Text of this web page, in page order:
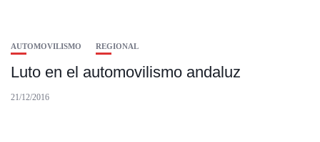
AUTOMOVILISMO REGIONAL
Luto en el automovilismo andaluz
21/12/2016